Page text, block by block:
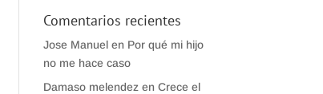
Comentarios recientes
Jose Manuelen Por qué mi hijo
no me hace caso
Damaso melendez en Crece el